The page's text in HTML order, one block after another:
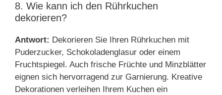
8. Wie kann ich den Rührkuchen
dekorieren?
Antwort: Dekorieren Sie Ihren Rührkuchen mit
Puderzucker, Schokoladenglasur oder einem
Fruchtspiegel. Auch frische Früchte und Minzblätter
eignen sich hervorragend zur Garnierung. Kreative
Dekorationen verleihen Ihrem Kuchen ein